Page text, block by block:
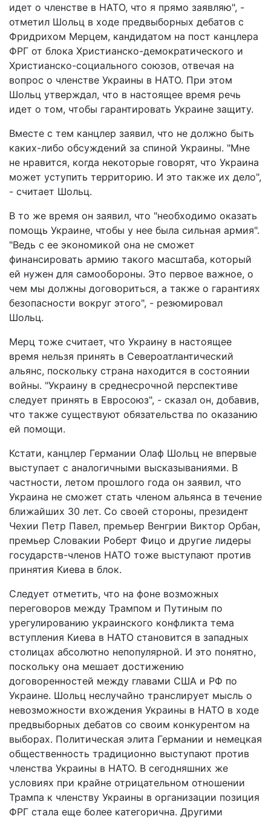
идет о членстве в НАТО, что я прямо заявляю", -
отметил Шольц в ходе предвыборных дебатов с
Фридрихом Мерцем, кандидатом на пост канцлера
ФРГ от блока Христианско-демократического и
Христианско-социального союзов, отвечая на
вопрос о членстве Украины в НАТО. При этом
Шольц утверждал, что в настоящее время речь
идет о том, чтобы гарантировать Украине защиту.
Вместе с тем канцлер заявил, что не должно быть
каких-либо обсуждений за спиной Украины. "Мне
не нравится, когда некоторые говорят, что Украина
может уступить территорию. И это также их дело",
- считает Шольц.
В то же время он заявил, что "необходимо оказать
помощь Украине, чтобы у нее была сильная армия".
"Ведь с ее экономикой она не сможет
финансировать армию такого масштаба, который
ей нужен для самообороны. Это первое важное, о
чем мы должны договориться, а также о гарантиях
безопасности вокруг этого", - резюмировал
Шольц.
Мерц тоже считает, что Украину в настоящее
время нельзя принять в Североатлантический
альянс, поскольку страна находится в состоянии
войны. "Украину в среднесрочной перспективе
следует принять в Евросоюз", - сказал он, добавив,
что также существуют обязательства по оказанию
ей помощи.
Кстати, канцлер Германии Олаф Шольц не впервые
выступает с аналогичными высказываниями. В
частности, летом прошлого года он заявил, что
Украина не сможет стать членом альянса в течение
ближайших 30 лет. Со своей стороны, президент
Чехии Петр Павел, премьер Венгрии Виктор Орбан,
премьер Словакии Роберт Фицо и другие лидеры
государств-членов НАТО тоже выступают против
принятия Киева в блок.
Следует отметить, что на фоне возможных
переговоров между Трампом и Путиным по
урегулированию украинского конфликта тема
вступления Киева в НАТО становится в западных
столицах абсолютно непопулярной. И это понятно,
поскольку она мешает достижению
договоренностей между главами США и РФ по
Украине. Шольц неслучайно транслирует мысль о
невозможности вхождения Украины в НАТО в ходе
предвыборных дебатов со своим конкурентом на
выборах. Политическая элита Германии и немецкая
общественность традиционно выступают против
членства Украины в НАТО. В сегодняшних же
условиях при крайне отрицательном отношении
Трампа к членству Украины в организации позиция
ФРГ стала еще более категорична. Другими